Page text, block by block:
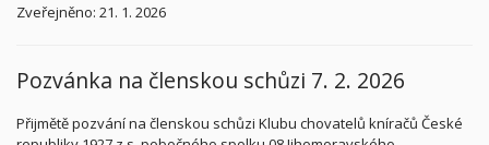
Zveřejněno: 21. 1. 2026
Pozvánka na členskou schůzi 7. 2. 2026
Přijmětě pozvání na členskou schůzi Klubu chovatelů kníračů České